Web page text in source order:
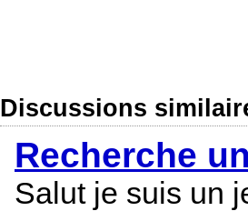
Discussions
Recherche
Salut je suis un